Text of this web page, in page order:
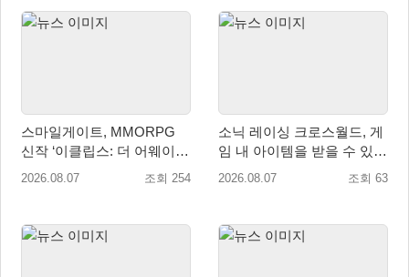
스마일게이트, MMORPG
신작 ‘이클립스: 더 어웨이크
닝’ 9월 10일 론칭!
2026.08.07 조회 254
소닉 레이싱 크로스월드, 게
임 내 아이템을 받을 수 있는
‘레전드 대회 라운드 7’ 개최!
2026.08.07 조회 63